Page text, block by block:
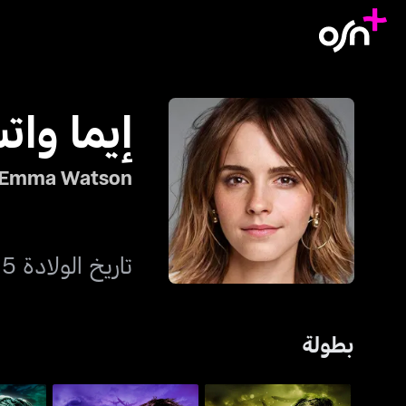
إيما
Watson
تاريخ الولادة 15 أبريل 1990
بطولة